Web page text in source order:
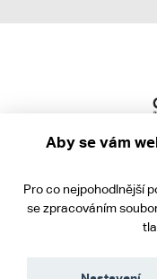
Aby se vám
Pro co nejpohodlnější
se zpracováním